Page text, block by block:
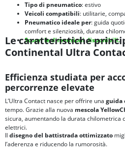
Tipo di pneumatico: estivo
Veicoli compatibili: utilitarie,
Pneumatico ideale per: guida
comfort e silenziosità, durata
Scopri le dimensioni disponibili.
Le caratteristiche
Continental Ultra
Efficienza studiata per
percorrenze elevate
L’Ultra Contact nasce per offrire una guida
tempo. Grazie alla nuova mescola
sicura, aumentando la durata chilometrica
elettrici.
Il disegno del battistrada ottimizzato
l’aderenza e riducendo la rumorosità.